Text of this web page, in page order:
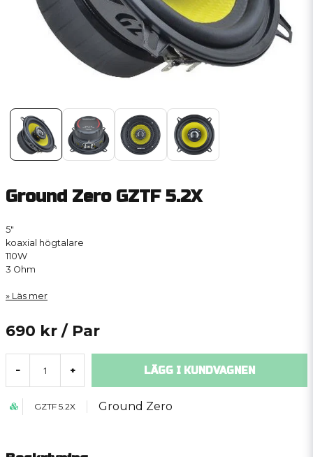
Ground Zero GZTF 5.2X
5″
koaxial högtalare
110W
3 Ohm
Läs mer
690 kr / Par
- + LÄGG I KUNDVAGNEN
GZTF 5.2X Ground Zero